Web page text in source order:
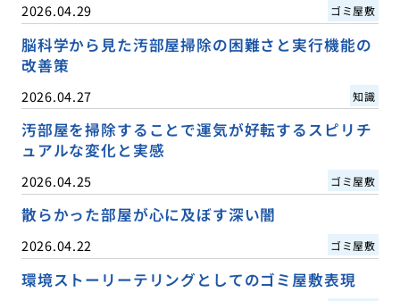
2026.04.29 ゴミ屋敷
脳科学から見た汚部屋掃除の困難さと実行機能の
改善策
2026.04.27 知識
汚部屋を掃除することで運気が好転するスピリチ
ュアルな変化と実感
2026.04.25 ゴミ屋敷
散らかった部屋が心に及ぼす深い闇
2026.04.22 ゴミ屋敷
環境ストーリーテリングとしてのゴミ屋敷表現